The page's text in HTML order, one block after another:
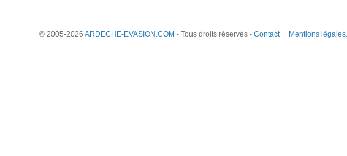
© 2005-2026 ARDECHE-EVASION.COM - Tous droits réservés - Contact| Mentions légales.